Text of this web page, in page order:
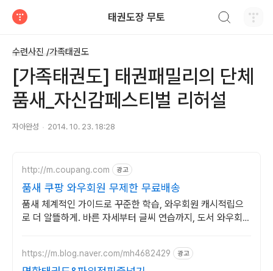
태권도장 무토
수련사진 /가족태권도
[가족태권도] 태권패밀리의 단체
품새_자신감페스티벌 리허설
자아완성 2014. 10. 23. 18:28
http://m.coupang.com 광고
품새 쿠팡 와우회원 무제한 무료배송
품새 체계적인 가이드로 꾸준한 학습, 와우회원 캐시적립으
로 더 알뜰하게. 바른 자세부터 글씨 연습까지, 도서 와우회원
https://m.blog.naver.com/mh4682429 광고